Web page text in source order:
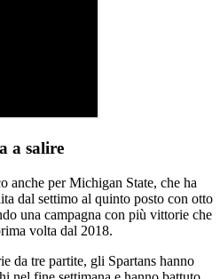
a salire
anche per Michigan State, che ha
dal settimo al quinto posto con otto
una campagna con più vittorie che
volta dal 2018.
da tre partite, gli Spartans hanno